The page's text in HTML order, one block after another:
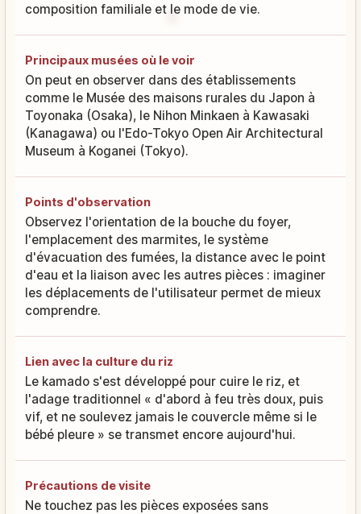
composition familiale et le mode de vie.
Principaux musées où le voir
On peut en observer dans des établissements
comme le Musée des maisons rurales du Japon à
Toyonaka (Osaka), le Nihon Minkaen à Kawasaki
(Kanagawa) ou l'Edo-Tokyo Open Air Architectural
Museum à Koganei (Tokyo).
Points d'observation
Observez l'orientation de la bouche du foyer,
l'emplacement des marmites, le système
d'évacuation des fumées, la distance avec le point
d'eau et la liaison avec les autres pièces : imaginer
les déplacements de l'utilisateur permet de mieux
comprendre.
Lien avec la culture du riz
Le kamado s'est développé pour cuire le riz, et
l'adage traditionnel « d'abord à feu très doux, puis
vif, et ne soulevez jamais le couvercle même si le
bébé pleure » se transmet encore aujourd'hui.
Précautions de visite
Ne touchez pas les pièces exposées sans